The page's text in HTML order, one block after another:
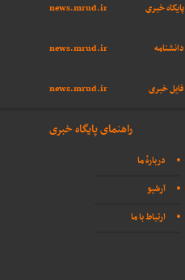
پایگاه خبری news.mrud.ir
دانشنامه
news.mrud.ir
فایل خبری news.mrud.ir
راهنمای پایگاه خبری
دربارهٔ ما
آرشیو
ارتباط با ما